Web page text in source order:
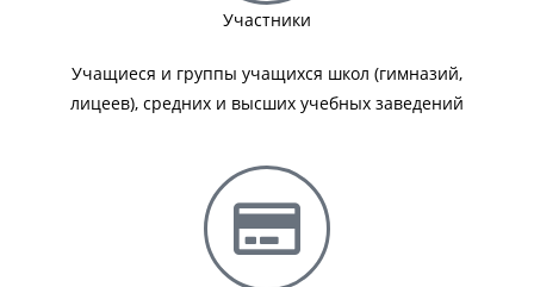
Участники
Учащиеся и группы учащихся школ (гимназий,
лицеев), средних и высших учебных заведений